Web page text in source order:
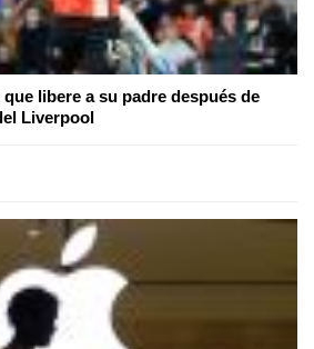
libere a su padre después de
Liverpool